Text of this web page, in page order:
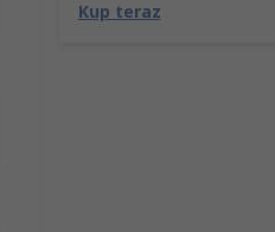
Kup teraz